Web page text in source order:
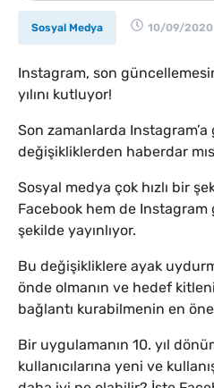
Sosyal Medya 10/09/2020
Instagram, son
yılını kutluyor!
Son zamanlarda
değişikliklerden haberdar
Sosyal medya çok hızlı bir
Facebook hem de Instagram
şekilde yayınlıyor.
Bu değişikliklere ayak
önde olmanın ve hedef
bağlantı kurabilmenin en
Bir uygulamanın 10. yıl
kullanıcılarına yeni ve